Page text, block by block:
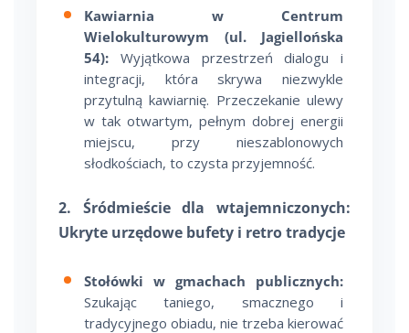
Kawiarnia w Centrum
Wielokulturowym (ul. Jagiellońska
54): Wyjątkowa przestrzeń dialogu i
integracji, która skrywa niezwykle
przytulną kawiarnię. Przeczekanie ulewy
w tak otwartym, pełnym dobrej energii
miejscu, przy nieszablonowych
słodkościach, to czysta przyjemność.
2. Śródmieście dla wtajemniczonych:
Ukryte urzędowe bufety i retro tradycje
Stołówki w gmachach publicznych:
Szukając taniego, smacznego i
tradycyjnego obiadu, nie trzeba kierować